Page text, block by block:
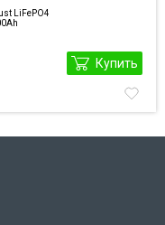
LiFePO4
Купить